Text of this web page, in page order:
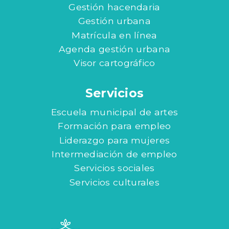
Gestión hacendaria
Gestión urbana
Matrícula en línea
Agenda gestión urbana
Visor cartográfico
Servicios
Escuela municipal de artes
Formación para empleo
Liderazgo para mujeres
Intermediación de empleo
Servicios sociales
Servicios culturales